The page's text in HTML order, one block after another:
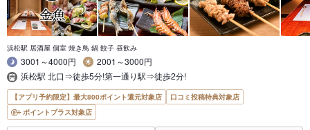
浜松駅 居酒屋 個室 焼き鳥 鍋 餃子 昼飲み
3001～4000円
2001～3000円
浜松駅 北口⇒徒歩5分!第一通り駅⇒徒歩2分!
【アプリ予約限定】最大800ポイント還元対象店
口コミ投稿特典対象店
ポイントプラス対象店